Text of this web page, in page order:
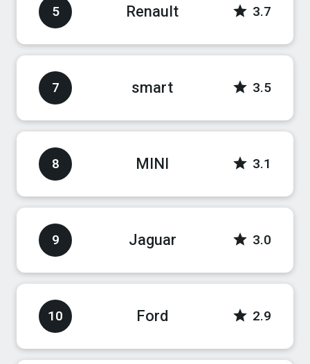
5 Renault 3.7
7 smart 3.5
8 MINI 3.1
9 Jaguar 3.0
10 Ford 2.9